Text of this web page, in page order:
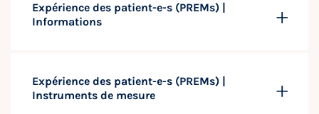
Expérience des patient-e-s (PREMs) |
Informations
Expérience des patient-e-s (PREMs) |
Instruments de mesure